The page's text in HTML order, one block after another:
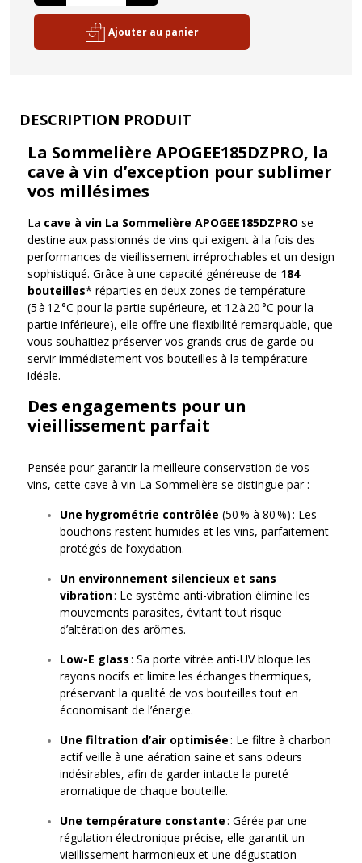
Ajouter au panier
DESCRIPTION PRODUIT
La Sommelière APOGEE185DZPRO, la
cave à vin d’exception pour sublimer
vos millésimes
La cave à vin La Sommelière APOGEE185DZPRO se
destine aux passionnés de vins qui exigent à la fois des
performances de vieillissement irréprochables et un design
sophistiqué. Grâce à une capacité généreuse de 184
bouteilles* réparties en deux zones de température
(5 à 12 °C pour la partie supérieure, et 12 à 20 °C pour la
partie inférieure), elle offre une flexibilité remarquable, que
vous souhaitiez préserver vos grands crus de garde ou
servir immédiatement vos bouteilles à la température
idéale.
Des engagements pour un
vieillissement parfait
Pensée pour garantir la meilleure conservation de vos
vins, cette cave à vin La Sommelière se distingue par :
Une hygrométrie contrôlée (50 % à 80 %) : Les
bouchons restent humides et les vins, parfaitement
protégés de l’oxydation.
Un environnement silencieux et sans
vibration: Le système anti-vibration élimine les
mouvements parasites, évitant tout risque
d’altération des arômes.
Low-E glass: Sa porte vitrée anti-UV bloque les
rayons nocifs et limite les échanges thermiques,
préservant la qualité de vos bouteilles tout en
économisant de l’énergie.
Une filtration d’air optimisée: Le filtre à charbon
actif veille à une aération saine et sans odeurs
indésirables, afin de garder intacte la pureté
aromatique de chaque bouteille.
Une température constante: Gérée par une
régulation électronique précise, elle garantit un
vieillissement harmonieux et une dégustation